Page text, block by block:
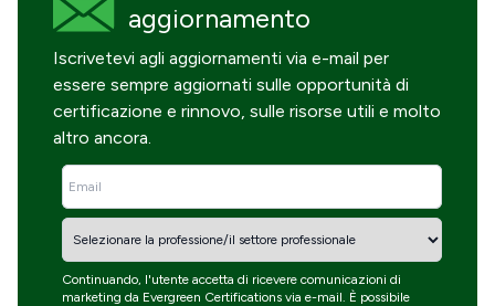
aggiornamento
Iscrivetevi agli aggiornamenti via e-mail per
essere sempre aggiornati sulle opportunità di
certificazione e rinnovo, sulle risorse utili e molto
altro ancora.
Continuando, l'utente accetta di ricevere comunicazioni di
marketing da Evergreen Certifications via e-mail. È possibile